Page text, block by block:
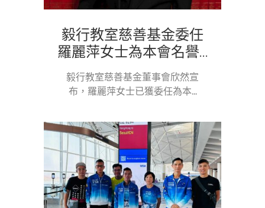
毅行教室慈善基金委任
羅麗萍女士為本會名譽...
毅行教室慈善基金董事會欣然宣
布，羅麗萍女士已獲委任為本...